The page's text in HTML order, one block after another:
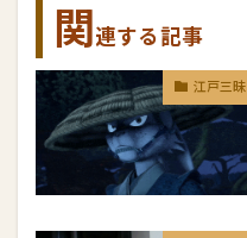
関連する記事
江戸三昧